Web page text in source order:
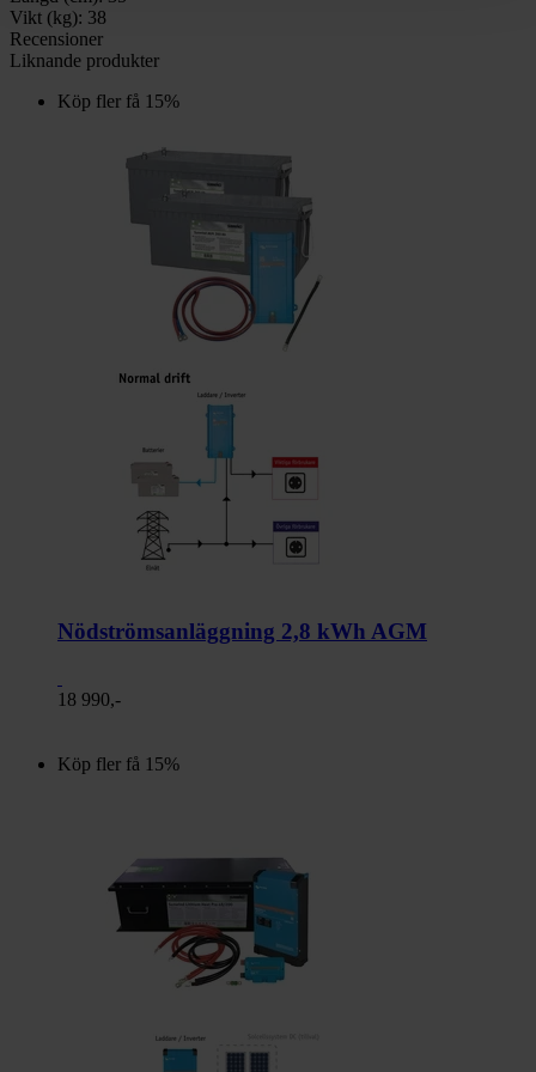
Vikt (kg): 38
Recensioner
Liknande produkter
Köp fler få 15%
Nödströmsanläggning 2,8 kWh AGM
18 990,-
Köp fler få 15%